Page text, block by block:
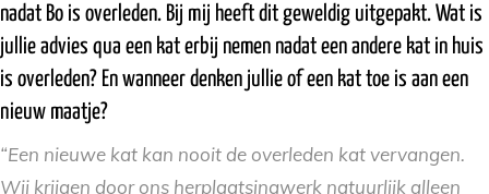
nadat Bo is overleden. Bij mij heeft dit geweldig uitgepakt. Wat is
jullie advies qua een kat erbij nemen nadat een andere kat in huis
is overleden? En wanneer denken jullie of een kat toe is aan een
nieuw maatje?
“Een nieuwe kat kan nooit de overleden kat vervangen.
Wij krijgen door ons herplaatsingwerk natuurlijk alleen